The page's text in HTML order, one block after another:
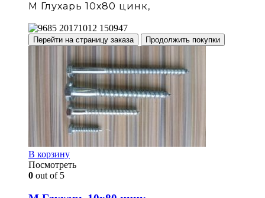
М Глухарь 10х80 цинк,
Перейти на страницу заказа Продолжить покупки
В корзину
Посмотреть
0 out of 5